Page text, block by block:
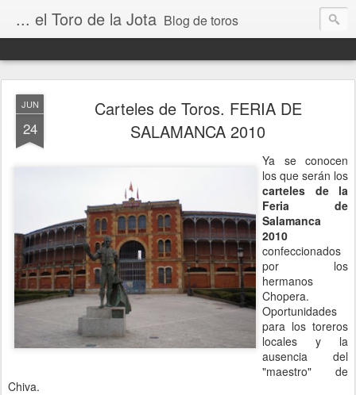
... el Toro de la Jota Blog de toros
JUN
24
Carteles de Toros. FERIA DE
SALAMANCA 2010
Ya se conocen
los que serán los
carteles de la
Feria de
Salamanca
2010
confeccionados
por los
hermanos
Chopera.
Oportunidades
para los toreros
locales y la
ausencia del
"maestro" de
Chiva.